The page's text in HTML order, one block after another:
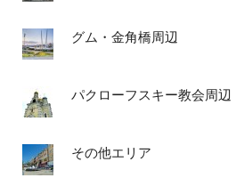
グム・金角橋周辺
パクローフスキー教会周辺
その他エリア